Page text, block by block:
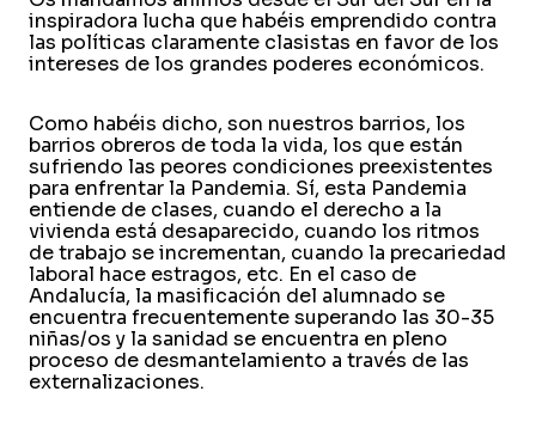
inspiradora lucha que habéis emprendido contra
las políticas claramente clasistas en favor de los
intereses de los grandes poderes económicos.
Como habéis dicho, son nuestros barrios, los
barrios obreros de toda la vida, los que están
sufriendo las peores condiciones preexistentes
para enfrentar la Pandemia. Sí, esta Pandemia
entiende de clases, cuando el derecho a la
vivienda está desaparecido, cuando los ritmos
de trabajo se incrementan, cuando la precariedad
laboral hace estragos, etc. En el caso de
Andalucía, la masificación del alumnado se
encuentra frecuentemente superando las 30-35
niñas/os y la sanidad se encuentra en pleno
proceso de desmantelamiento a través de las
externalizaciones.